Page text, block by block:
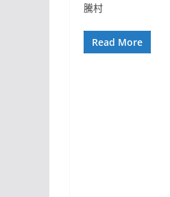
騰村
Read More